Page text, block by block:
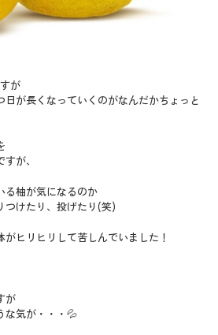
が
が長くなっていくのがなんだかちょっと
が、
る柚が気になるのか
つけたり、投げたり(笑)
ヒリヒリして苦しんでいました！
が
な気が・・・💦